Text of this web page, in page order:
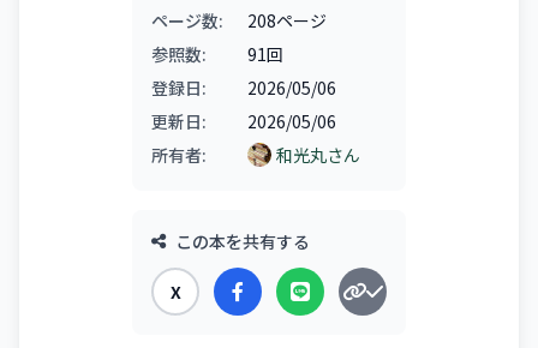
ページ数:
208ページ
参照数:
91回
登録日:
2026/05/06
更新日:
2026/05/06
所有者:
和光丸さん
この本を共有する
X